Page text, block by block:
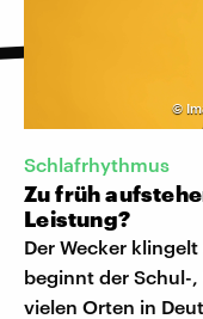
©
Schlafrhythmus
Zu früh
Leistung?
Der Wecker
beginnt der Schul-
vielen Orten in